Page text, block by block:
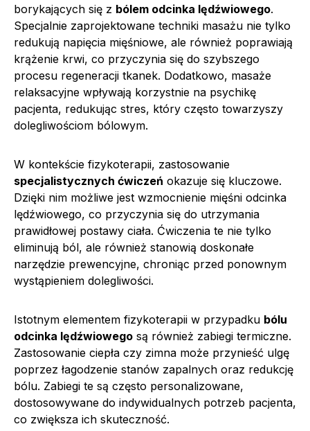
borykających się z bólem odcinka lędźwiowego.
Specjalnie zaprojektowane techniki masażu nie tylko
redukują napięcia mięśniowe, ale również poprawiają
krążenie krwi, co przyczynia się do szybszego
procesu regeneracji tkanek. Dodatkowo, masaże
relaksacyjne wpływają korzystnie na psychikę
pacjenta, redukując stres, który często towarzyszy
dolegliwościom bólowym.
W kontekście fizykoterapii, zastosowanie
specjalistycznych ćwiczeń okazuje się kluczowe.
Dzięki nim możliwe jest wzmocnienie mięśni odcinka
lędźwiowego, co przyczynia się do utrzymania
prawidłowej postawy ciała. Ćwiczenia te nie tylko
eliminują ból, ale również stanowią doskonałe
narzędzie prewencyjne, chroniąc przed ponownym
wystąpieniem dolegliwości.
Istotnym elementem fizykoterapii w przypadku bólu
odcinka lędźwiowego są również zabiegi termiczne.
Zastosowanie ciepła czy zimna może przynieść ulgę
poprzez łagodzenie stanów zapalnych oraz redukcję
bólu. Zabiegi te są często personalizowane,
dostosowywane do indywidualnych potrzeb pacjenta,
co zwiększa ich skuteczność.